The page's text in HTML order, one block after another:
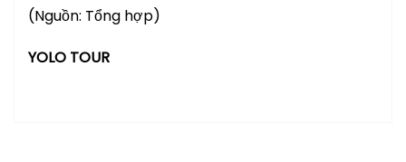
(Nguồn: Tổng hợp)
YOLO TOUR